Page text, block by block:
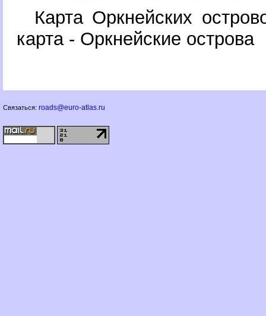
Карта Оркнейских
карта - Оркнейские острова
Связаться: roads@euro-atlas.ru